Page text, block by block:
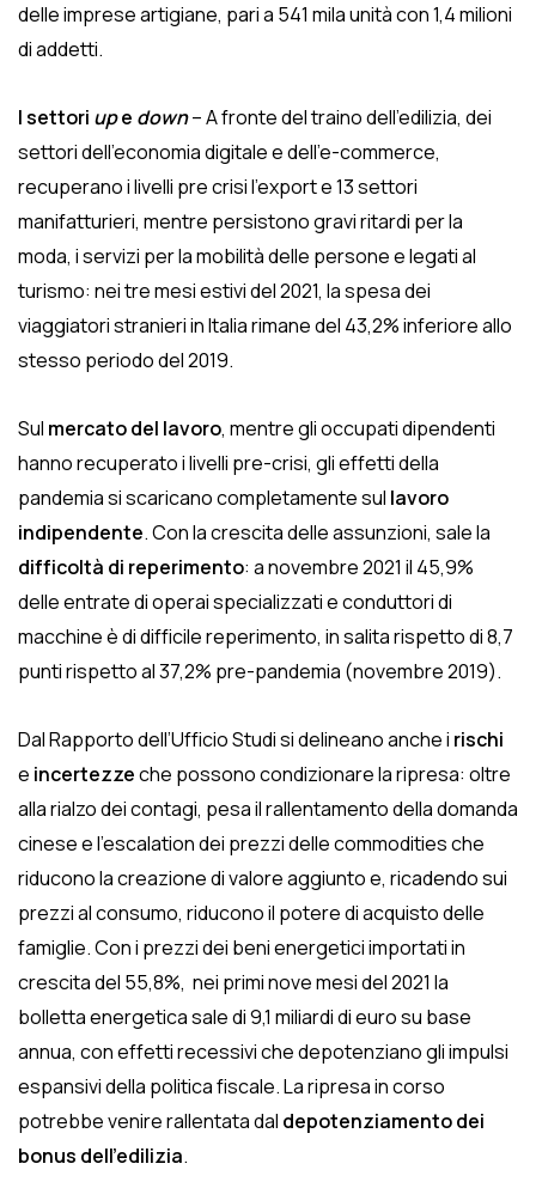
delle imprese artigiane, pari a 541 mila unità con 1,4 milioni
di addetti.
I settori upe down– A fronte del traino dell’edilizia, dei
settori dell’economia digitale e dell’e-commerce,
recuperano i livelli pre crisi l’export e 13 settori
manifatturieri, mentre persistono gravi ritardi per la
moda, i servizi per la mobilità delle persone e legati al
turismo: nei tre mesi estivi del 2021, la spesa dei
viaggiatori stranieri in Italia rimane del 43,2% inferiore allo
stesso periodo del 2019.
Sul mercato del lavoro, mentre gli occupati dipendenti
hanno recuperato i livelli pre-crisi, gli effetti della
pandemia si scaricano completamente sul lavoro
indipendente. Con la crescita delle assunzioni, sale la
difficoltà di reperimento: a novembre 2021 il 45,9%
delle entrate di operai specializzati e conduttori di
macchine è di difficile reperimento, in salita rispetto di 8,7
punti rispetto al 37,2% pre-pandemia (novembre 2019).
Dal Rapporto dell’Ufficio Studi si delineano anche i rischi
e incertezzeche possono condizionare la ripresa: oltre
alla rialzo dei contagi, pesa il rallentamento della domanda
cinese e l’escalation dei prezzi delle commodities che
riducono la creazione di valore aggiunto e, ricadendo sui
prezzi al consumo, riducono il potere di acquisto delle
famiglie. Con i prezzi dei beni energetici importati in
crescita del 55,8%, nei primi nove mesi del 2021 la
bolletta energetica sale di 9,1 miliardi di euro su base
annua, con effetti recessivi che depotenziano gli impulsi
espansivi della politica fiscale. La ripresa in corso
potrebbe venire rallentata dal depotenziamento dei
bonus dell’edilizia.